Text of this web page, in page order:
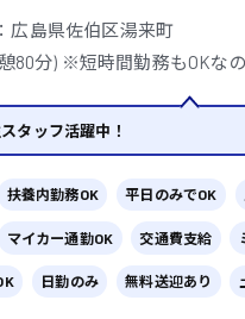
広島県佐伯区湯来町
80分) ※短時間勤務もOKな
タッフ活躍中！
扶養内勤務OK 平日のみでOK
マイカー通勤OK 交通費支給
日勤のみ 無料送迎あり